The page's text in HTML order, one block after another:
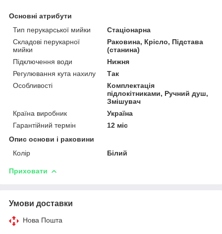
Основні атрибути
Тип перукарської мийки
Стаціонарна
Складові перукарної
мийки
Раковина, Крісло, Підстава
(станина)
Підключення води
Нижня
Регулювання кута нахилу
Так
Особливості
Комплектація
підлокітниками, Ручний душ,
Змішувач
Країна виробник
Україна
Гарантійний термін
12 міс
Опис основи і раковини
Колір
Білий
Приховати
Умови доставки
Нова Пошта